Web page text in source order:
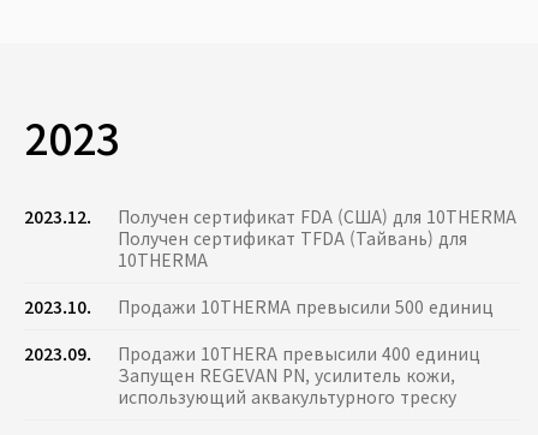
2023
2023.12.
Получен сертификат FDA (США) для 10THERMA
Получен сертификат TFDA (Тайвань) для
10THERMA
2023.10.
Продажи 10THERMA превысили 500 единиц
2023.09.
Продажи 10THERA превысили 400 единиц
Запущен REGEVAN PN, усилитель кожи,
использующий аквакультурного треску